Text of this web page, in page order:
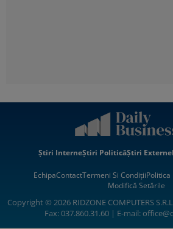
Știri InterneȘtiri PoliticăȘtiri Externe
EchipaContactTermeni Si Condiții
Modifică Setările
Copyright © 2026 RIDZONE COMPUTERS
Fax: 037.860.31.60 | E-mail: